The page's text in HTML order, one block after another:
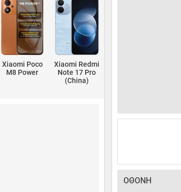
ΟΘΌΝΗ
Xiaomi Poco
M8 Power
Xiaomi Redmi
Note 17 Pro
(China)